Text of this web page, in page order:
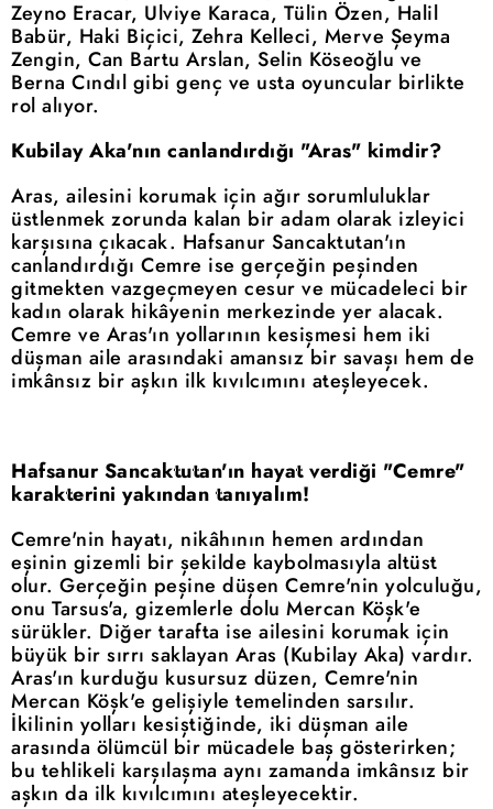
Zeyno Eracar, Ulviye Karaca, Tülin Özen, Halil
Babür, Haki Biçici, Zehra Kelleci, Merve Şeyma
Zengin, Can Bartu Arslan, Selin Köseoğlu ve
Berna Cındıl gibi genç ve usta oyuncular birlikte
rol alıyor.
Kubilay Aka'nın canlandırdığı "Aras" kimdir?
Aras, ailesini korumak için ağır sorumluluklar
üstlenmek zorunda kalan bir adam olarak izleyici
karşısına çıkacak. Hafsanur Sancaktutan'ın
canlandırdığı Cemre ise gerçeğin peşinden
gitmekten vazgeçmeyen cesur ve mücadeleci bir
kadın olarak hikâyenin merkezinde yer alacak.
Cemre ve Aras'ın yollarının kesişmesi hem iki
düşman aile arasındaki amansız bir savaşı hem de
imkânsız bir aşkın ilk kıvılcımını ateşleyecek.
Hafsanur Sancaktutan'ın hayat verdiği "Cemre"
karakterini yakından tanıyalım!
Cemre'nin hayatı, nikâhının hemen ardından
eşinin gizemli bir şekilde kaybolmasıyla altüst
olur. Gerçeğin peşine düşen Cemre'nin yolculuğu,
onu Tarsus'a, gizemlerle dolu Mercan Köşk'e
sürükler. Diğer tarafta ise ailesini korumak için
büyük bir sırrı saklayan Aras (Kubilay Aka) vardır.
Aras'ın kurduğu kusursuz düzen, Cemre'nin
Mercan Köşk'e gelişiyle temelinden sarsılır.
İkilinin yolları kesiştiğinde, iki düşman aile
arasında ölümcül bir mücadele baş gösterirken;
bu tehlikeli karşılaşma aynı zamanda imkânsız bir
aşkın da ilk kıvılcımını ateşleyecektir.